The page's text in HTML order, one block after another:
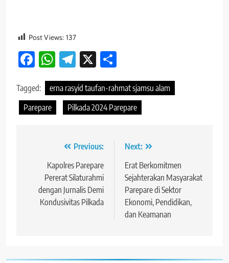
Post Views: 137
Facebook
WhatsApp
Telegram
X
Tagged:
erna rasyid taufan-rahmat sjamsu alam
Parepare
Pilkada 2024 Parepare
Navigasi Previous:
Kapolres Parepare
Pererat Silaturahmi
dengan Jurnalis Demi
Kondusivitas Pilkada
Next:
Erat Berkomitmen
Sejahterakan Masyarakat
Parepare di Sektor
Ekonomi, Pendidikan,
dan Keamanan